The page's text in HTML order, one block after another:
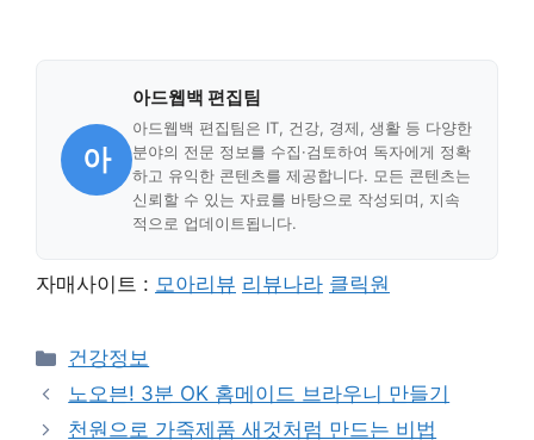
아
아드웹백 편집팀
아드웹백 편집팀은 IT, 건강, 경제, 생활 등 다양한
분야의 전문 정보를 수집·검토하여 독자에게 정확
하고 유익한 콘텐츠를 제공합니다. 모든 콘텐츠는
신뢰할 수 있는 자료를 바탕으로 작성되며, 지속
적으로 업데이트됩니다.
자매사이트 : 모아리뷰 리뷰나라 클릭원
Categories
건강정보
노오븐! 3분 OK 홈메이드 브라우니 만들기
천원으로 가죽제품 새것처럼 만드는 비법